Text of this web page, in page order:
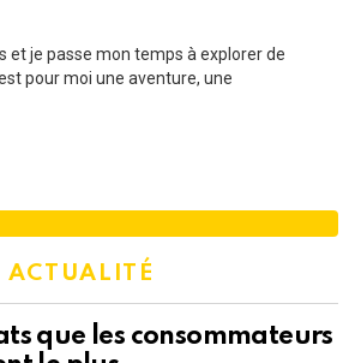
et je passe mon temps à explorer de
pour moi une aventure, une
ACTUALITÉ
que les consommateurs